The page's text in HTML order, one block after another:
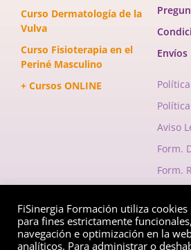
Curso Dermatología de la
Vulva
Curso Fisioterapia en el
Periné Masculino
+ Cursos ONLINE
Envíos
Aviso
Form.
Form.
Envelope
f
FiSinergia Formación utiliza
para fines estrictamente
navegación e optimización en la
analíticos. Para administrar o